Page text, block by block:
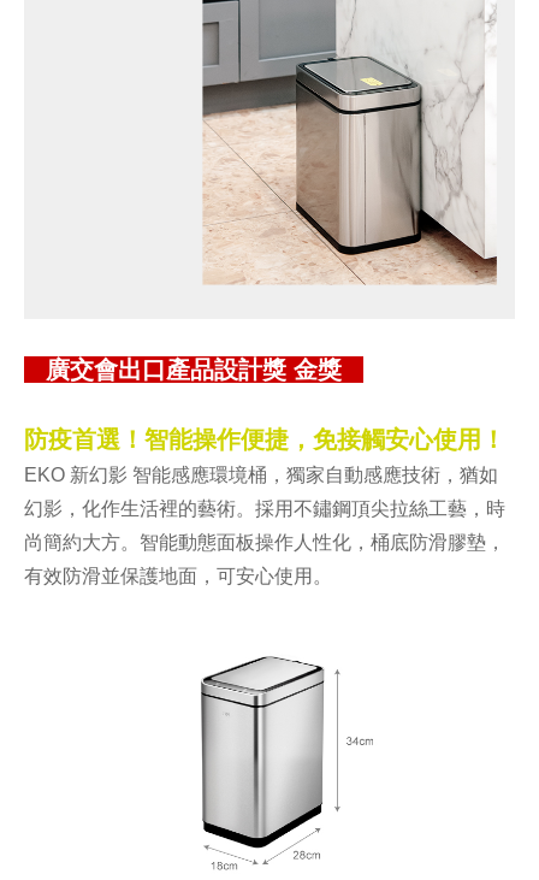
廣交會出口產品設計獎 金獎
防疫首選！智能操作便捷，免接觸安心使用！
EKO 新幻影 智能感應環境桶，獨家自動感應技術，猶如
幻影，化作生活裡的藝術。採用不鏽鋼頂尖拉絲工藝，時
尚簡約大方。智能動態面板操作人性化，桶底防滑膠墊，
有效防滑並保護地面，可安心使用。